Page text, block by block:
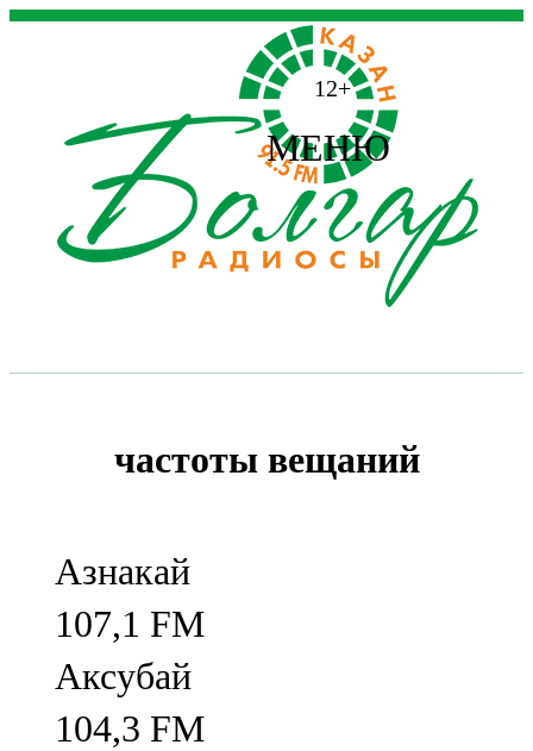
12+
МЕНЮ
частоты вещаний
Азнакай
107,1 FM
Аксубай
104,3 FM